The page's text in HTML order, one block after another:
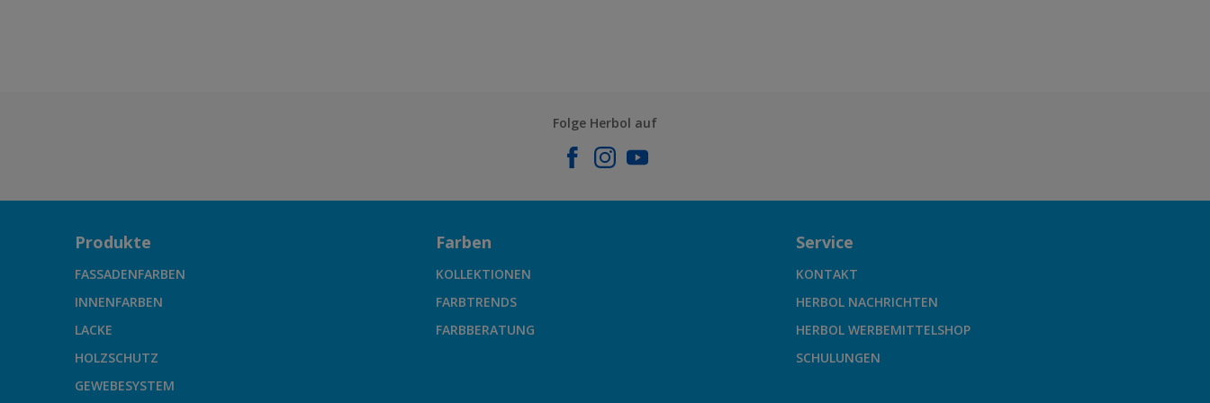
Folge Herbol auf
Produkte
FASSADENFARBEN
INNENFARBEN
LACKE
HOLZSCHUTZ
GEWEBESYSTEM
Farben
KOLLEKTIONEN
FARBTRENDS
FARBBERATUNG
Service
KONTAKT
HERBOL NACHRICHTEN
HERBOL WERBEMITTELSHOP
SCHULUNGEN